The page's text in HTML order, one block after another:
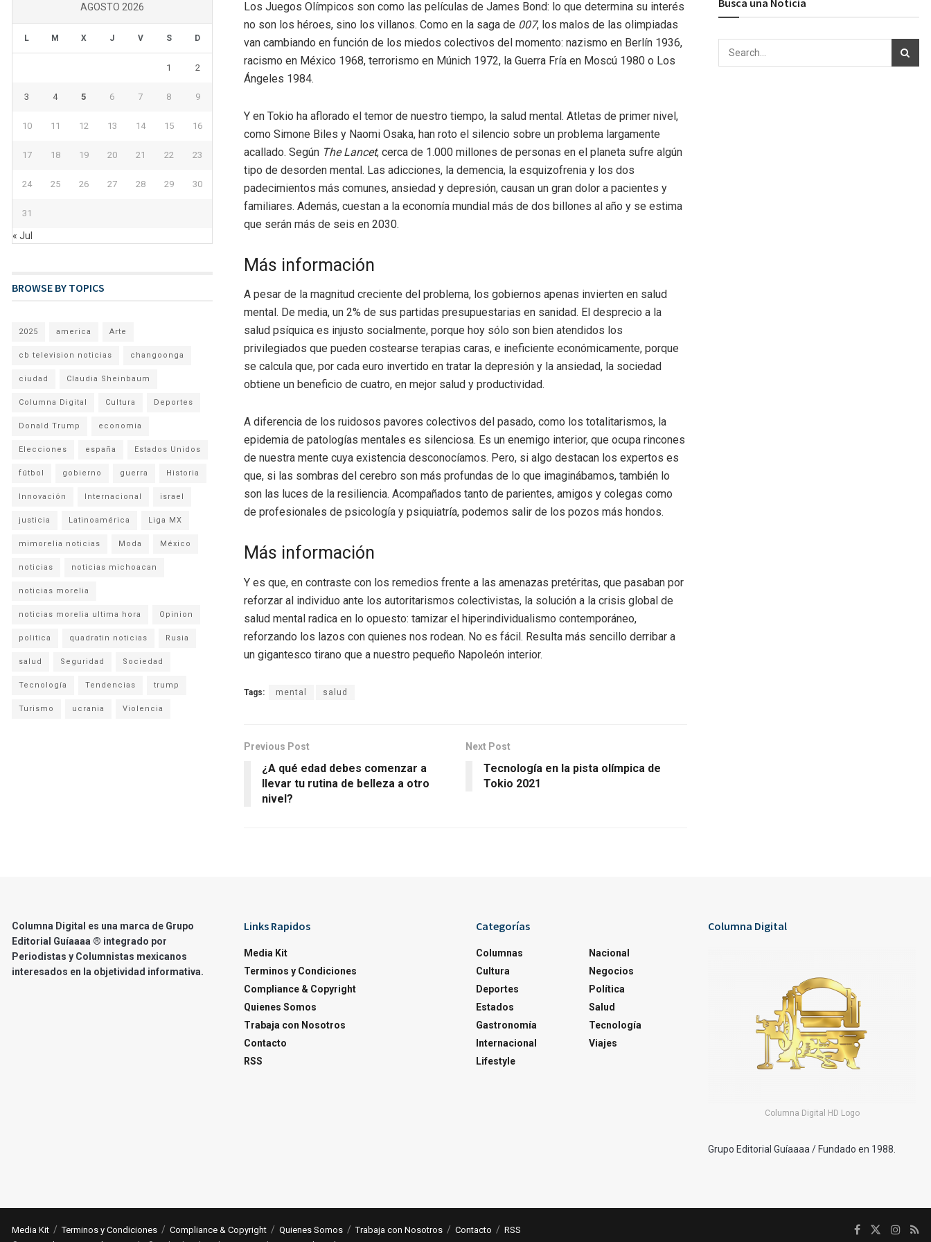
Los Juegos Olímpicos son como las películas de James Bond: lo que determina su interés
no son los héroes, sino los villanos. Como en la saga de 007, los malos de las olimpiadas
van cambiando en función de los miedos colectivos del momento: nazismo en Berlín 1936,
racismo en México 1968, terrorismo en Múnich 1972, la Guerra Fría en Moscú 1980 o Los
Ángeles 1984.
Y en Tokio ha aflorado el temor de nuestro tiempo, la salud mental. Atletas de primer nivel,
como Simone Biles y Naomi Osaka, han roto el silencio sobre un problema largamente
acallado. Según The Lancet, cerca de 1.000 millones de personas en el planeta sufre algún
tipo de desorden mental. Las adicciones, la demencia, la esquizofrenia y los dos
padecimientos más comunes, ansiedad y depresión, causan un gran dolor a pacientes y
familiares. Además, cuestan a la economía mundial más de dos billones al año y se estima
que serán más de seis en 2030.
Más información
A pesar de la magnitud creciente del problema, los gobiernos apenas invierten en salud
mental. De media, un 2% de sus partidas presupuestarias en sanidad. El desprecio a la
salud psíquica es injusto socialmente, porque hoy sólo son bien atendidos los
privilegiados que pueden costearse terapias caras, e ineficiente económicamente, porque
se calcula que, por cada euro invertido en tratar la depresión y la ansiedad, la sociedad
obtiene un beneficio de cuatro, en mejor salud y productividad.
A diferencia de los ruidosos pavores colectivos del pasado, como los totalitarismos, la
epidemia de patologías mentales es silenciosa. Es un enemigo interior, que ocupa rincones
de nuestra mente cuya existencia desconocíamos. Pero, si algo destacan los expertos es
que, si las sombras del cerebro son más profundas de lo que imaginábamos, también lo
son las luces de la resiliencia. Acompañados tanto de parientes, amigos y colegas como
de profesionales de psicología y psiquiatría, podemos salir de los pozos más hondos.
Más información
Y es que, en contraste con los remedios frente a las amenazas pretéritas, que pasaban por
reforzar al individuo ante los autoritarismos colectivistas, la solución a la crisis global de
salud mental radica en lo opuesto: tamizar el hiperindividualismo contemporáneo,
reforzando los lazos con quienes nos rodean. No es fácil. Resulta más sencillo derribar a
un gigantesco tirano que a nuestro pequeño Napoleón interior.
Tags: mental salud
Previous Post
¿A qué edad debes comenzar a
llevar tu rutina de belleza a otro
nivel?
Next Post
Tecnología en la pista olímpica de
Tokio 2021
AGOSTO 2026
L M X J V S D
1 2
3 4 5 6 7 8 9
10 11 12 13 14 15 16
17 18 19 20 21 22 23
24 25 26 27 28 29 30
31
« Jul
BROWSE BY TOPICS
2025 america Arte
cb television noticias changoonga
ciudad Claudia Sheinbaum
Columna Digital Cultura Deportes
Donald Trump economia
Elecciones españa Estados Unidos
fútbol gobierno guerra Historia
Innovación Internacional israel
justicia Latinoamérica Liga MX
mimorelia noticias Moda México
noticias noticias michoacan
noticias morelia
noticias morelia ultima hora Opinion
politica quadratin noticias Rusia
salud Seguridad Sociedad
Tecnología Tendencias trump
Turismo ucrania Violencia
Columna Digital es una marca de Grupo
Editorial Guíaaaa ® integrado por
Periodistas y Columnistas mexicanos
interesados en la objetividad informativa.
Links Rapidos
Media Kit
Terminos y Condiciones
Compliance & Copyright
Quienes Somos
Trabaja con Nosotros
Contacto
RSS
Categorías
Columnas
Cultura
Deportes
Estados
Gastronomía
Internacional
Lifestyle
Nacional
Negocios
Política
Salud
Tecnología
Viajes
Columna Digital
Columna Digital HD Logo
Grupo Editorial Guíaaaa / Fundado en 1988.
Media Kit Terminos y Condiciones Compliance & Copyright Quienes Somos Trabaja con Nosotros Contacto RSS